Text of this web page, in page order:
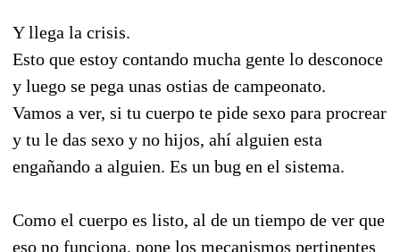
Y llega la crisis.
Esto que estoy contando mucha gente lo desconoce
y luego se pega unas ostias de campeonato.
Vamos a ver, si tu cuerpo te pide sexo para procrear
y tu le das sexo y no hijos, ahí alguien esta
engañando a alguien. Es un bug en el sistema.
Como el cuerpo es listo, al de un tiempo de ver que
eso no funciona, pone los mecanismos pertinentes